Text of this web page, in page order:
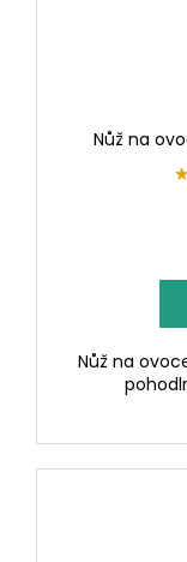
Nůž na
Nůž na